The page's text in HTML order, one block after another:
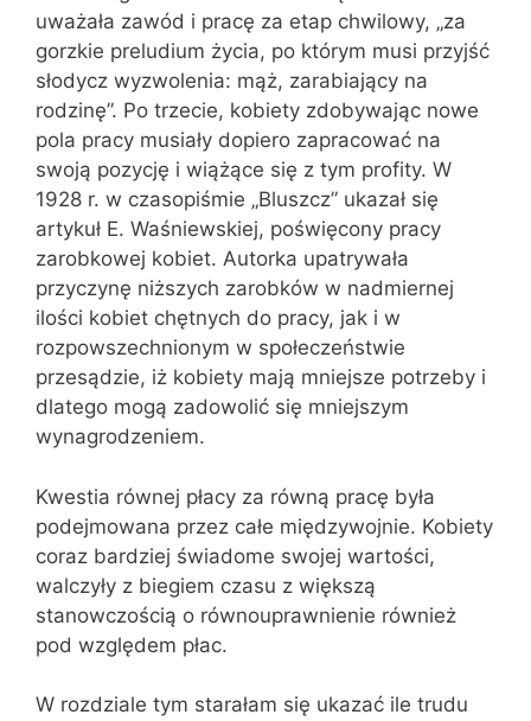
uważała zawód i pracę za etap chwilowy, „za
gorzkie preludium życia, po którym musi przyjść
słodycz wyzwolenia: mąż, zarabiający na
rodzinę”. Po trzecie, kobiety zdobywając nowe
pola pracy musiały dopiero zapracować na
swoją pozycję i wiążące się z tym profity. W
1928 r. w czasopiśmie „Bluszcz” ukazał się
artykuł E. Waśniewskiej, poświęcony pracy
zarobkowej kobiet. Autorka upatrywała
przyczynę niższych zarobków w nadmiernej
ilości kobiet chętnych do pracy, jak i w
rozpowszechnionym w społeczeństwie
przesądzie, iż kobiety mają mniejsze potrzeby i
dlatego mogą zadowolić się mniejszym
wynagrodzeniem.
Kwestia równej płacy za równą pracę była
podejmowana przez całe międzywojnie. Kobiety
coraz bardziej świadome swojej wartości,
walczyły z biegiem czasu z większą
stanowczością o równouprawnienie również
pod względem płac.
W rozdziale tym starałam się ukazać ile trudu